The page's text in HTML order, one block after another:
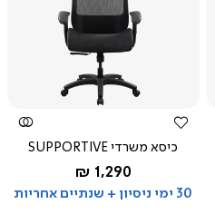
צפייה
מהירה
כיסא משרדי SUPPORTIVE
החל מ-
1,290 ₪
30 ימי ניסיון + שנתיים אחריות
שחור